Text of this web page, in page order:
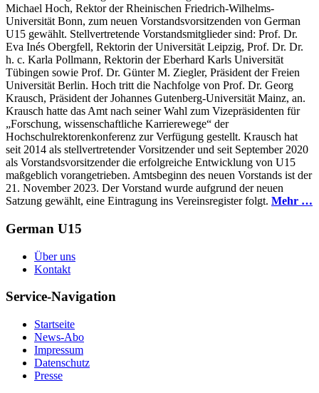
Michael Hoch, Rektor der Rheinischen Friedrich-Wilhelms-
Universität Bonn, zum neuen Vorstandsvorsitzenden von German
U15 gewählt. Stellvertretende Vorstandsmitglieder sind: Prof. Dr.
Eva Inés Obergfell, Rektorin der Universität Leipzig, Prof. Dr. Dr.
h. c. Karla Pollmann, Rektorin der Eberhard Karls Universität
Tübingen sowie Prof. Dr. Günter M. Ziegler, Präsident der Freien
Universität Berlin. Hoch tritt die Nachfolge von Prof. Dr. Georg
Krausch, Präsident der Johannes Gutenberg-Universität Mainz, an.
Krausch hatte das Amt nach seiner Wahl zum Vizepräsidenten für
„Forschung, wissenschaftliche Karrierewege“ der
Hochschulrektorenkonferenz zur Verfügung gestellt. Krausch hat
seit 2014 als stellvertretender Vorsitzender und seit September 2020
als Vorstandsvorsitzender die erfolgreiche Entwicklung von U15
maßgeblich vorangetrieben. Amtsbeginn des neuen Vorstands ist der
21. November 2023. Der Vorstand wurde aufgrund der neuen
Satzung gewählt, eine Eintragung ins Vereinsregister folgt. Mehr …
German U15
Über uns
Kontakt
Service-Navigation
Startseite
News-Abo
Impressum
Datenschutz
Presse